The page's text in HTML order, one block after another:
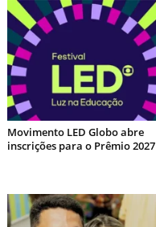
Movimento LED Globo abre
inscrições para o Prêmio 2027